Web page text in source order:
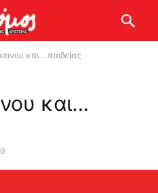
και… παιδείας
και…